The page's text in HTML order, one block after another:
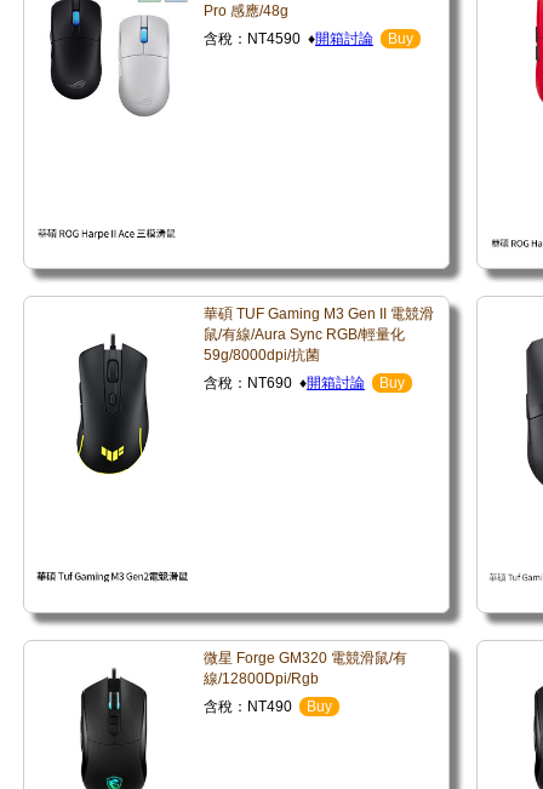
Pro 感應/48g
含稅：NT4590 ♦開箱討論 Buy
華碩 TUF Gaming M3 Gen II 電競滑
鼠/有線/Aura Sync RGB/輕量化
59g/8000dpi/抗菌
含稅：NT690 ♦開箱討論 Buy
微星 Forge GM320 電競滑鼠/有
線/12800Dpi/Rgb
含稅：NT490
Buy